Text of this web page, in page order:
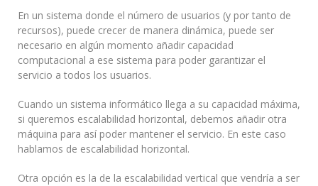
En un sistema donde el número de usuarios (y por tanto de
recursos), puede crecer de manera dinámica, puede ser
necesario en algún momento añadir capacidad
computacional a ese sistema para poder garantizar el
servicio a todos los usuarios.
Cuando un sistema informático llega a su capacidad máxima,
si queremos escalabilidad horizontal, debemos añadir otra
máquina para así poder mantener el servicio. En este caso
hablamos de escalabilidad horizontal.
Otra opción es la de la escalabilidad vertical que vendría a ser